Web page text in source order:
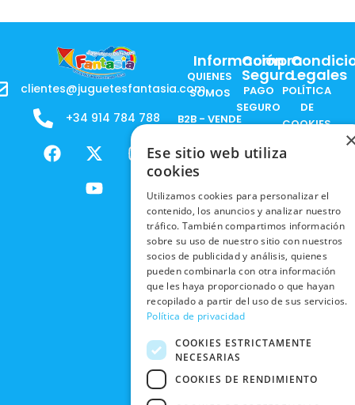
clientes@juguetesfantasia.com
+34 914 784 788
F
a
X
-
t
w
m
Y
o
u
t
Información
QUIENES
SOMOS
B2B - VENDE
PRODUCTOS
RESPONSABILIDAD
SOCIAL
TRABAJA
CON
NOSOTROS
NUESTRAS
TIENDAS
BLACK
FRIDAY
CONTACTO
Compra
Segura
PAGO
SEGURO
NACIONALES
INTERNACIONALES
RECOGIDA
EN TIENDA
DEVOLUCIONES
Y CAMBIOS
CANCELAR
PEDIDO
Legales
POLÍTICA
DE
COOKIES
POLÍTICAS
EN RRSS
POLÍTICA DE
PRIVACIDAD
CONDICIONES
DE COMPRA
Ese sitio web utiliza
cookies
Utilizamos cookies para personalizar el
contenido, los anuncios y analizar nuestro
tráfico. También compartimos información
sobre su uso de nuestro sitio con nuestros
socios de publicidad y análisis, quienes
pueden combinarla con otra información
que les haya proporcionado o que hayan
recopilado a partir del uso de sus servicios.
Política de privacidad
COOKIES ESTRICTAMENTE
NECESARIAS
COOKIES DE RENDIMIENTO